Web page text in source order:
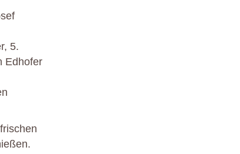
5.
Edhofer